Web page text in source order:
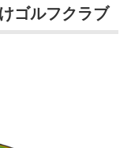
ゴルフクラブ